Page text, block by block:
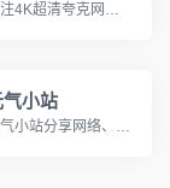
专注4K超清夸克网盘分享
气小站
元气小站分享网络、摄影写真图片、萌妹cosplay图片、AI原创漫画作品展示、文章故事等。